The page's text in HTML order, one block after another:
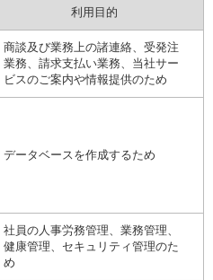
利用目的
商談及び業務上の諸連絡、受発注
業務、請求支払い業務、当社サー
ビスのご案内や情報提供のため
データベースを作成するため
社員の人事労務管理、業務管理、
健康管理、セキュリティ管理のた
め